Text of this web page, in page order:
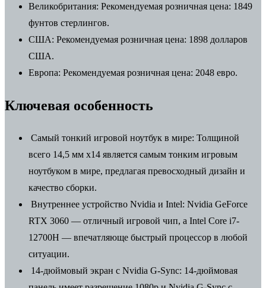
Великобритания: Рекомендуемая розничная цена: 1849
фунтов стерлингов.
США: Рекомендуемая розничная цена: 1898 долларов
США.
Европа: Рекомендуемая розничная цена: 2048 евро.
Ключевая особенность
Самый тонкий игровой ноутбук в мире: Толщиной
всего 14,5 мм x14 является самым тонким игровым
ноутбуком в мире, предлагая превосходный дизайн и
качество сборки.
Внутреннее устройство Nvidia и Intel: Nvidia GeForce
RTX 3060 — отличный игровой чип, а Intel Core i7-
12700H — впечатляюще быстрый процессор в любой
ситуации.
14-дюймовый экран с Nvidia G-Sync: 14-дюймовая